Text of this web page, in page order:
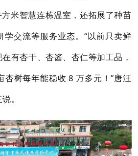
米智慧连栋温室，还拓展了种苗
学交流等服务业态。“以前只卖鲜
有杏干、杏酱、杏仁等加工品，
杏树每年能稳收 8 万多元！”唐汪
。